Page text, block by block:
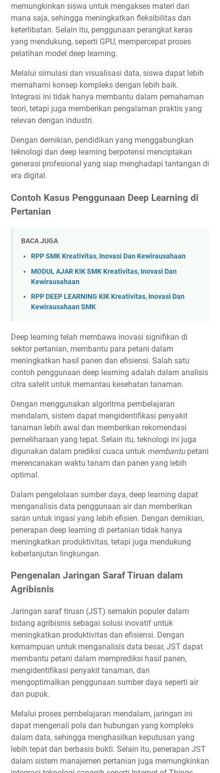
memungkinkan siswa untuk mengakses materi dari
mana saja, sehingga meningkatkan fleksibilitas dan
keterlibatan. Selain itu, penggunaan perangkat keras
yang mendukung, seperti GPU, mempercepat proses
pelatihan model deep learning.
Melalui simulasi dan visualisasi data, siswa dapat lebih
memahami konsep kompleks dengan lebih baik.
Integrasi ini tidak hanya membantu dalam pemahaman
teori, tetapi juga memberikan pengalaman praktis yang
relevan dengan industri.
Dengan demikian, pendidikan yang menggabungkan
teknologi dan deep learning berpotensi menciptakan
generasi profesional yang siap menghadapi tantangan di
era digital.
Contoh Kasus Penggunaan Deep Learning di
Pertanian
BACA JUGA
RPP SMK Kreativitas, Inovasi Dan Kewirausahaan
MODUL AJAR KIK SMK Kreativitas, Inovasi Dan
Kewirausahaan
RPP DEEP LEARNING KIK Kreativitas, Inovasi Dan
Kewirausahaan SMK
Deep learning telah membawa inovasi signifikan di
sektor pertanian, membantu para petani dalam
meningkatkan hasil panen dan efisiensi. Salah satu
contoh penggunaan deep learning adalah dalam analisis
citra satelit untuk memantau kesehatan tanaman.
Dengan menggunakan algoritma pembelajaran
mendalam, sistem dapat mengidentifikasi penyakit
tanaman lebih awal dan memberikan rekomendasi
pemeliharaan yang tepat. Selain itu, teknologi ini juga
digunakan dalam prediksi cuaca untuk membantupetani
merencanakan waktu tanam dan panen yang lebih
optimal.
Dalam pengelolaan sumber daya, deep learning dapat
menganalisis data penggunaan air dan memberikan
saran untuk irigasi yang lebih efisien. Dengan demikian,
penerapan deep learning di pertanian tidak hanya
meningkatkan produktivitas, tetapi juga mendukung
keberlanjutan lingkungan.
Pengenalan Jaringan Saraf Tiruan dalam
Agribisnis
Jaringan saraf tiruan (JST) semakin populer dalam
bidang agribisnis sebagai solusi inovatif untuk
meningkatkan produktivitas dan efisiensi. Dengan
kemampuan untuk menganalisis data besar, JST dapat
membantu petani dalam memprediksi hasil panen,
mengidentifikasi penyakit tanaman, dan
mengoptimalkan penggunaan sumber daya seperti air
dan pupuk.
Melalui proses pembelajaran mendalam, jaringan ini
dapat mengenali pola dan hubungan yang kompleks
dalam data, sehingga menghasilkan keputusan yang
lebih tepat dan berbasis bukti. Selain itu, penerapan JST
dalam sistem manajemen pertanian juga memungkinkan